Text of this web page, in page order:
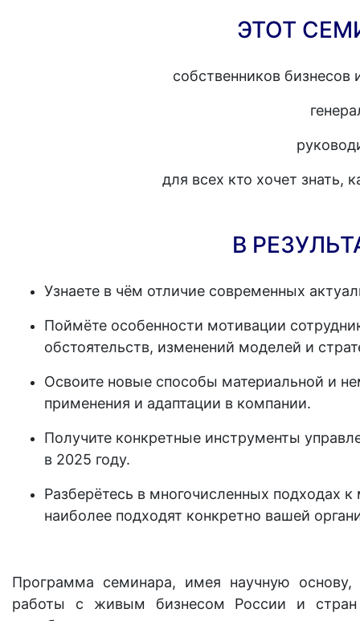
ЭТОТ
собственников
для всех кто хочет знать,
В
Узнаете в чём отличие современных
Поймёте особенности мотивации
обстоятельств, изменений моделей и
Освоите новые способы материальной и
применения и адаптации в компании.
Получите конкретные инструменты
в 2025 году.
Разберётесь в многочисленных подходах
наиболее подходят конкретно вашей
Программа семинара, имея научную основу,
работы с живым бизнесом России и